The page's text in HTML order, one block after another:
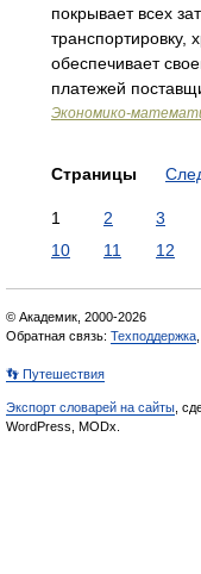
покрывает всех
транспортировку,
обеспечивает
платежей
Экономико-
Страницы
1 2 3
10
11 12
© Академик, 2000-2026
Обратная связь: Техподдержка
👣 Путешествия
Экспорт словарей на сайты ,
WordPress, MODx.